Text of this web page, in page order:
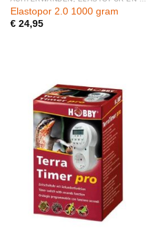
Elastopor 2.0 1000 gram
€24,95